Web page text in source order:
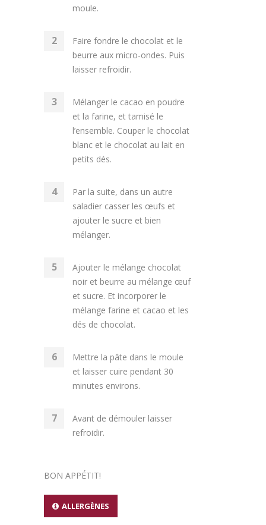
moule.
Faire fondre le chocolat et le
beurre aux micro-ondes. Puis
laisser refroidir.
Mélanger le cacao en poudre
et la farine, et tamisé le
l’ensemble. Couper le chocolat
blanc et le chocolat au lait en
petits dés.
Par la suite, dans un autre
saladier casser les œufs et
ajouter le sucre et bien
mélanger.
Ajouter le mélange chocolat
noir et beurre au mélange œuf
et sucre. Et incorporer le
mélange farine et cacao et les
dés de chocolat.
Mettre la pâte dans le moule
et laisser cuire pendant 30
minutes environs.
Avant de démouler laisser
refroidir.
BON APPÉTIT!
ALLERGÈNES